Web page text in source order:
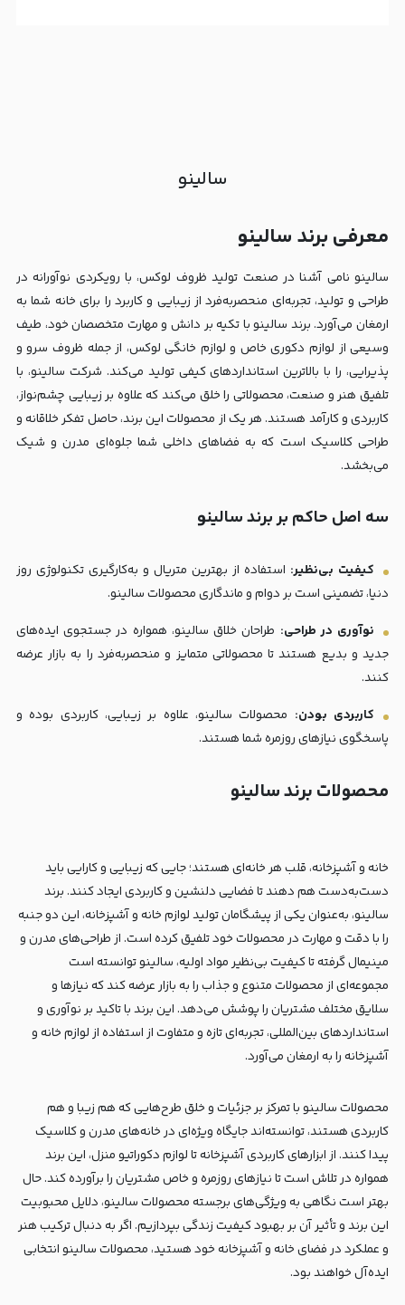
سالینو
معرفی برند سالینو
سالینو نامی آشنا در صنعت تولید ظروف لوکس، با رویکردی نوآورانه در
طراحی و تولید، تجربه‌ای منحصربه‌فرد از زیبایی و کاربرد را برای خانه شما به
ارمغان می‌آورد. برند سالینو با تکیه بر دانش و مهارت متخصصان خود، طیف
وسیعی از لوازم دکوری خاص و لوازم خانگی لوکس، از جمله ظروف سرو و
پذیرایی، را با بالاترین استانداردهای کیفی تولید می‌کند. شرکت سالینو، با
تلفیق هنر و صنعت، محصولاتی را خلق می‌کند که علاوه بر زیبایی چشم‌نواز،
کاربردی و کارآمد هستند. هر یک از محصولات این برند، حاصل تفکر خلاقانه و
طراحی کلاسیک است که به فضاهای داخلی شما جلوه‌ای مدرن و شیک
می‌بخشد.
سه اصل حاکم بر برند سالینو
کیفیت بی‌نظیر: استفاده از بهترین متریال و به‌کارگیری تکنولوژی روز
دنیا، تضمینی است بر دوام و ماندگاری محصولات سالینو.
نوآوری در طراحی: طراحان خلاق سالینو، همواره در جستجوی ایده‌های
جدید و بدیع هستند تا محصولاتی متمایز و منحصر‌به‌فرد را به بازار عرضه
کنند.
کاربردی بودن: محصولات سالینو، علاوه بر زیبایی، کاربردی بوده و
پاسخگوی نیازهای روزمره شما هستند.
محصولات برند سالینو
خانه و آشپزخانه، قلب هر خانه‌ای هستند؛ جایی که زیبایی و کارایی باید
دست‌به‌دست هم دهند تا فضایی دلنشین و کاربردی ایجاد کنند. برند
سالینو، به‌عنوان یکی از پیشگامان تولید لوازم خانه و آشپزخانه، این دو جنبه
را با دقت و مهارت در محصولات خود تلفیق کرده است. از طراحی‌های مدرن و
مینیمال گرفته تا کیفیت بی‌نظیر مواد اولیه، سالینو توانسته است
مجموعه‌ای از محصولات متنوع و جذاب را به بازار عرضه کند که نیازها و
سلایق مختلف مشتریان را پوشش می‌دهد. این برند با تاکید بر نوآوری و
استانداردهای بین‌المللی، تجربه‌ای تازه و متفاوت از استفاده از لوازم خانه و
آشپزخانه را به ارمغان می‌آورد.
محصولات سالینو با تمرکز بر جزئیات و خلق طرح‌هایی که هم زیبا و هم
کاربردی هستند، توانسته‌اند جایگاه ویژه‌ای در خانه‌های مدرن و کلاسیک
پیدا کنند. از ابزارهای کاربردی آشپزخانه تا لوازم دکوراتیو منزل، این برند
همواره در تلاش است تا نیازهای روزمره و خاص مشتریان را برآورده کند. حال
بهتر است نگاهی به ویژگی‌های برجسته محصولات سالینو، دلایل محبوبیت
این برند و تأثیر آن بر بهبود کیفیت زندگی بپردازیم. اگر به دنبال ترکیب هنر
و عملکرد در فضای خانه و آشپزخانه خود هستید، محصولات سالینو انتخابی
ایده‌آل خواهند بود.